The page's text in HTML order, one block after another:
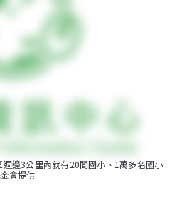
邊3公里內就有20間國小、1萬多名國小
會提供